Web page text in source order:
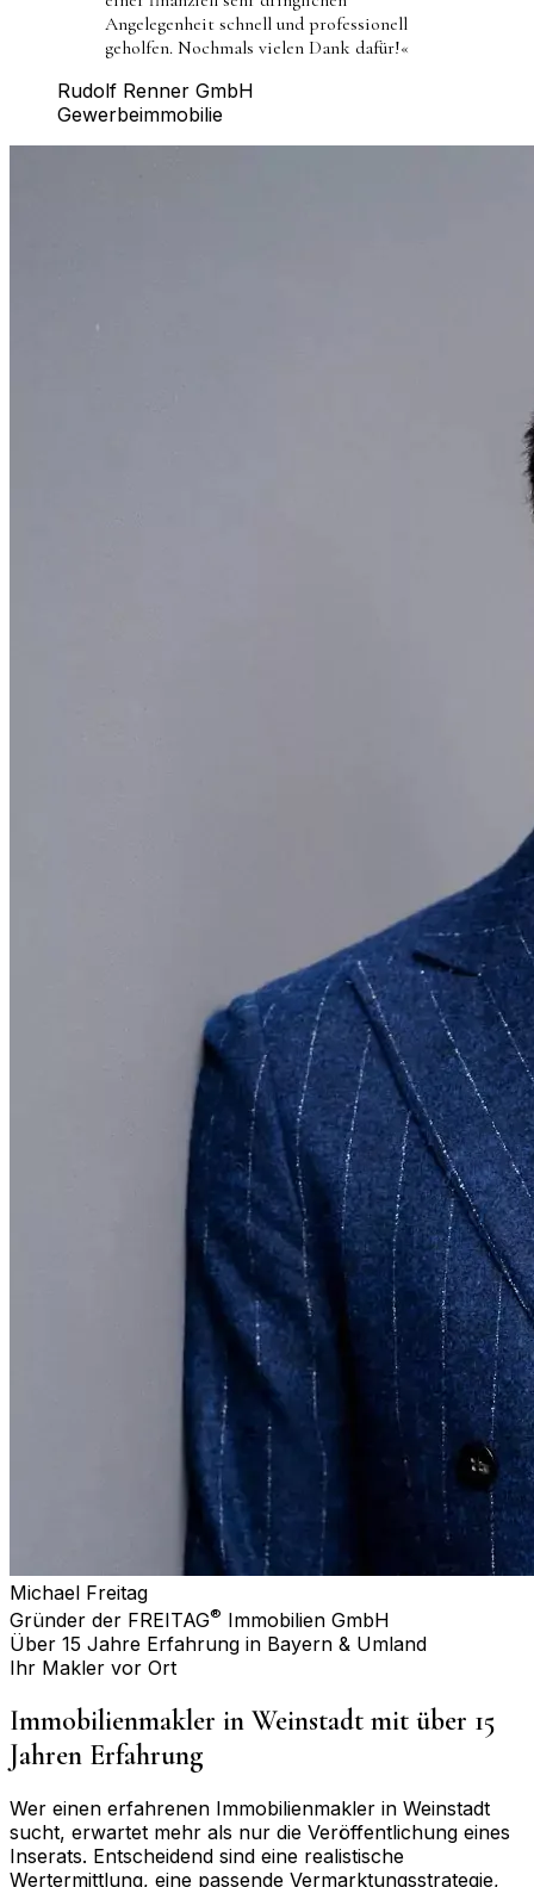
Angelegenheit schnell und professionell
geholfen. Nochmals vielen Dank dafür!«
Rudolf Renner GmbH
Gewerbeimmobilie
Michael Freitag
Gründer der FREITAG® Immobilien GmbH
Über 15 Jahre Erfahrung in Bayern & Umland
Ihr Makler vor Ort
Immobilienmakler in Weinstadt mit über 15
Jahren Erfahrung
Wer einen erfahrenen Immobilienmakler in Weinstadt
sucht, erwartet mehr als nur die Veröffentlichung eines
Inserats. Entscheidend sind eine realistische
Wertermittlung, eine passende Vermarktungsstrategie,